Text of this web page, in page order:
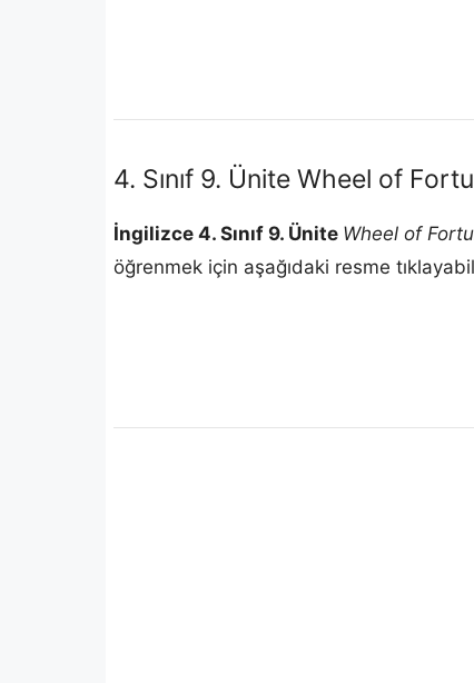
4. Sınıf 9. Ünite Wheel of
İngilizce 4. Sınıf 9. Ünite Wheel of
öğrenmek için aşağıdaki resme